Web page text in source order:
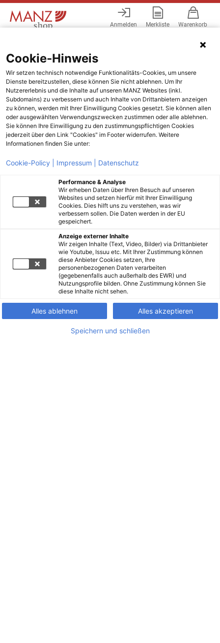
Anmelden Merkliste Warenkorb
Filtern
0 Ergebnisse
Sortieren
Cookie-Hinweis
Wir setzen technisch notwendige Funktionalitäts-Cookies, um unsere
Dienste bereitzustellen, diese können Sie nicht ablehnen. Um Ihr
Nutzererlebnis und die Inhalte auf unseren MANZ Websites (inkl.
Subdomains) zu verbessern und auch Inhalte von Drittanbietern anzeigen
zu können, werden mit Ihrer Einwilligung Cookies gesetzt. Sie können allen
oder ausgewählten Verwendungszwecken zustimmen oder alle ablehnen.
Sie können Ihre Einwilligung zu den zustimmungspflichtigen Cookies
jederzeit über den Link "Cookies" im Footer widerrufen. Weitere
Informationen finden Sie unter:
Cookie-Policy | Impressum | Datenschutz
Performance & Analyse
Wir erheben Daten über Ihren Besuch auf unseren
Websites und setzen hierfür mit Ihrer Einwilligung
Cookies. Dies hilft uns zu verstehen, was wir
verbessern sollen. Die Daten werden in der EU
gespeichert.
Anzeige externer Inhalte
Wir zeigen Inhalte (Text, Video, Bilder) via Drittanbieter
wie Youtube, Issuu etc. Mit Ihrer Zustimmung können
diese Anbieter Cookies setzen, Ihre
personenbezogenen Daten verarbeiten
(gegebenenfalls auch außerhalb des EWR) und
Nutzungsprofile bilden. Ohne Zustimmung können Sie
diese Inhalte nicht sehen.
Alles ablehnen Alles akzeptieren
Speichern und schließen